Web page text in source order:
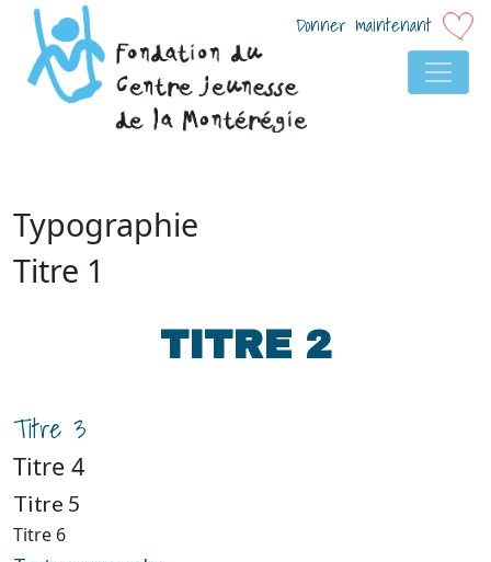
NAVIGATION
Donner maintenant
Typographie
Titre 1
TITRE 2
Titre 3
Titre 4
Titre 5
Titre 6